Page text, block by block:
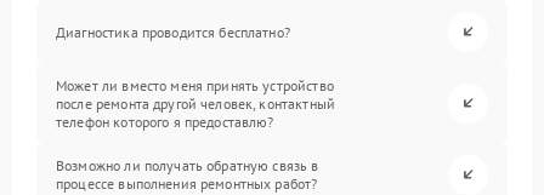
Диагностика проводится бесплатно?
Может ли вместо меня принять устройство
после ремонта другой человек, контактный
телефон которого я предоставлю?
Возможно ли получать обратную связь в
процессе выполнения ремонтных работ?